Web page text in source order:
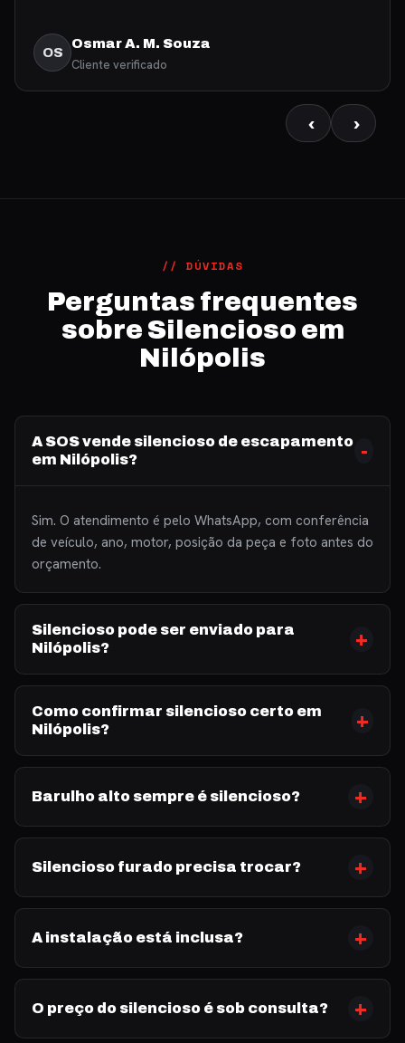
OS
Osmar A. M. Souza
Cliente verificado
‹ ›
// DÚVIDAS
Perguntas frequentes
sobre Silencioso em
Nilópolis
A SOS vende silencioso de escapamento
em Nilópolis?
Sim. O atendimento é pelo WhatsApp, com conferência
de veículo, ano, motor, posição da peça e foto antes do
orçamento.
Silencioso pode ser enviado para
Nilópolis?
Como confirmar silencioso certo em
Nilópolis?
Barulho alto sempre é silencioso?
Silencioso furado precisa trocar?
A instalação está inclusa?
O preço do silencioso é sob consulta?